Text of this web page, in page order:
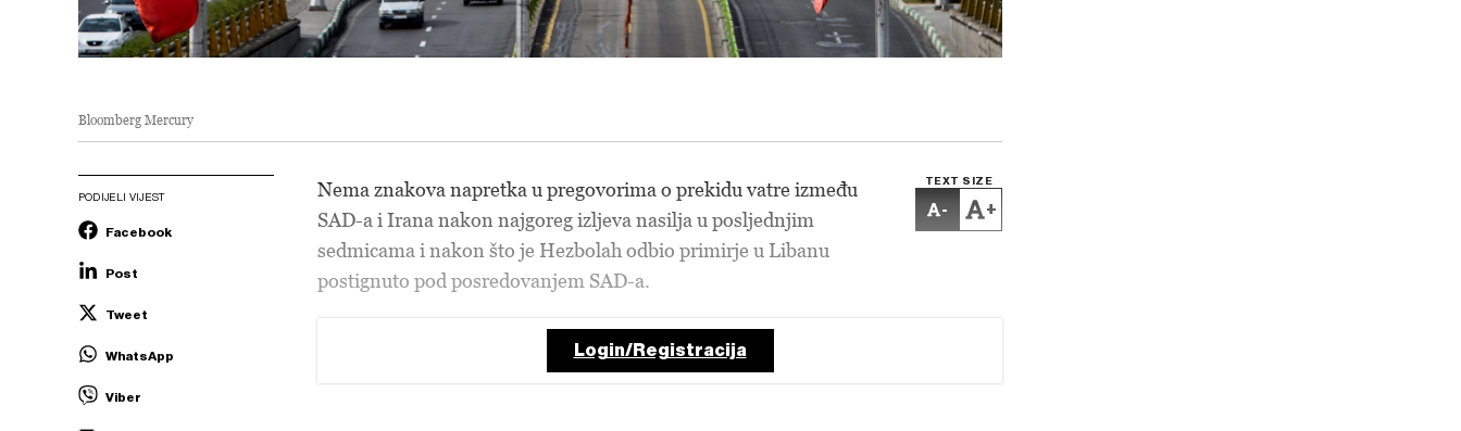
Bloomberg Mercury
PODIJELI VIJEST
Facebook
Post
Tweet
WhatsApp
Viber
TEXT SIZE
- +
Nema znakova napretka u pregovorima o prekidu vatre između
SAD-a i Irana nakon najgoreg izljeva nasilja u posljednjim
sedmicama i nakon što je Hezbolah odbio primirje u Libanu
postignuto pod posredovanjem SAD-a.
Login/Registracija